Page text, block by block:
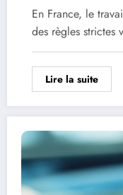
En France, le
des règles strictes
Lire la suite